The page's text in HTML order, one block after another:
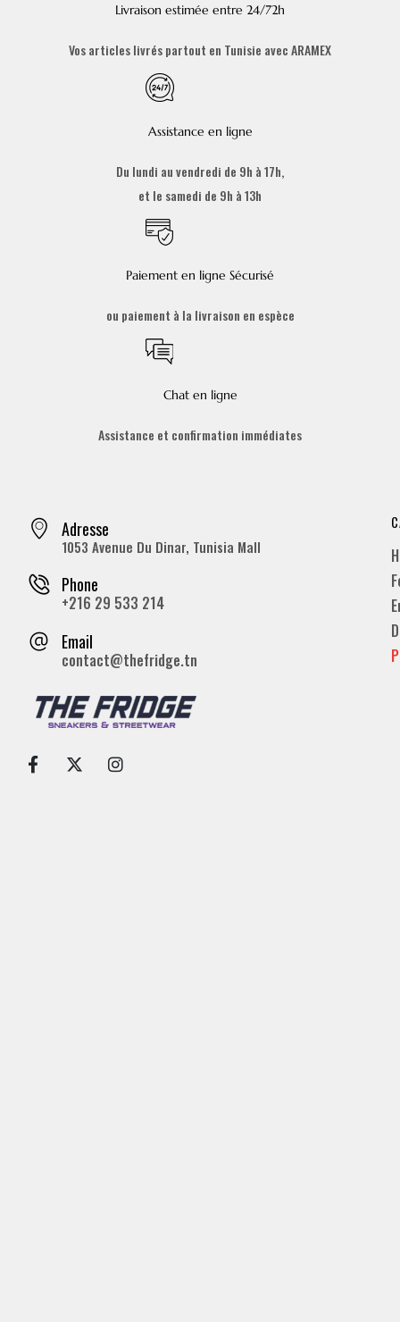
Livraison estimée entre 24/72h
Vos articles livrés partout en Tunisie avec ARAMEX
Assistance en ligne
Du lundi au vendredi de 9h à 17h,
et le samedi de 9h à 13h
Paiement en ligne Sécurisé
ou paiement à la livraison en espèce
Chat en ligne
Assistance et confirmation immédiates
Adresse
1053 Avenue Du Dinar, Tunisia Mall
Phone
+216 29 533 214
Email
contact@thefridge.tn